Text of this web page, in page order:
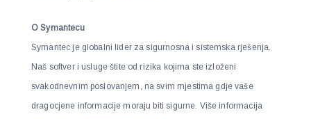
O Symantecu
Symantec je globalni lider za sigurnosna i sistemska rješenja.
Naš softver i usluge štite od rizika kojima ste izloženi
svakodnevnim poslovanjem, na svim mjestima gdje vaše
dragocjene informacije moraju biti sigurne. Više informacija